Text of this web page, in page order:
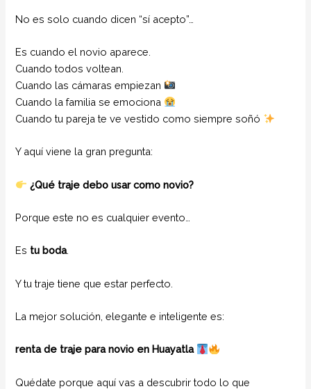
No es solo cuando dicen “sí acepto”…
Es cuando el novio aparece.
Cuando todos voltean.
Cuando las cámaras empiezan
Cuando la familia se emociona
Cuando tu pareja te ve vestido como siempre soñó
Y aquí viene la gran pregunta:
¿Qué traje debo usar como novio?
Porque este no es cualquier evento…
Es tu boda.
Y tu traje tiene que estar perfecto.
La mejor solución, elegante e inteligente es:
renta de traje para novio en Huayatla
Quédate porque aquí vas a descubrir todo lo que